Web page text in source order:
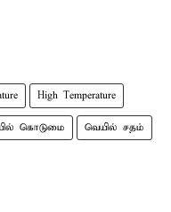
High Temperature
கொடுமை வெயில் சதம்